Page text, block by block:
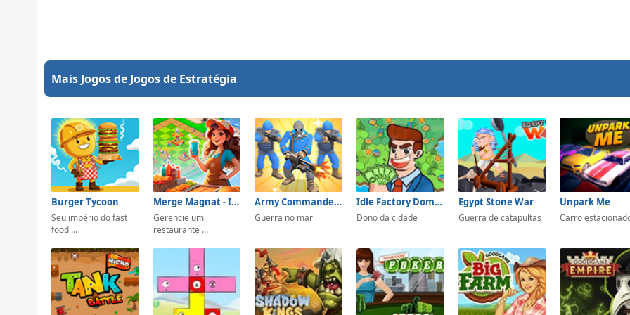
Mais Jogos de Jogos de Estratégia
Burger Tycoon
Seu império do fast
food ...
Merge Magnat - IDeaL Store
Gerencie um
restaurante ...
Army Commander Craft
Guerra no mar
Idle Factory Domination
Dono da cidade
Egypt Stone War
Guerra de catapultas
Unpark Me
Carro